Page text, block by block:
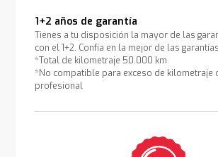
1+2 años de garantía
Tienes a tu disposición la mayor de las
con el 1+2. Confía en la mejor de las
*Total de kilometraje 50.000 km
*No compatible para exceso de kilometraje
profesional